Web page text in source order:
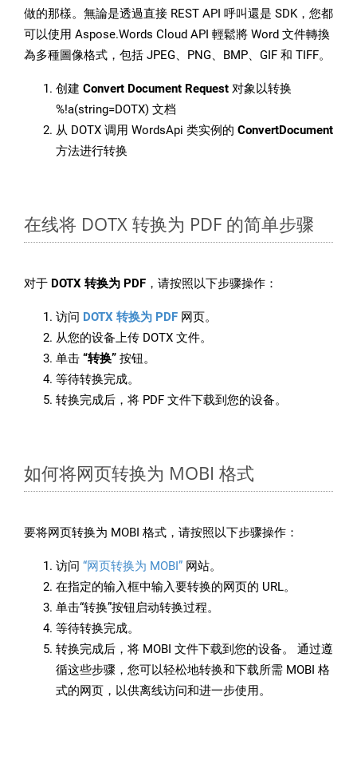
做的那樣。無論是透過直接 REST API 呼叫還是 SDK，您都
可以使用 Aspose.Words Cloud API 輕鬆將 Word 文件轉換
為多種圖像格式，包括 JPEG、PNG、BMP、GIF 和 TIFF。
创建 Convert Document Request 对象以转换
%!a(string=DOTX) 文档
从 DOTX 调用 WordsApi 类实例的 ConvertDocument
方法进行转换
在线将 DOTX 转换为 PDF 的简单步骤
对于 DOTX 转换为 PDF ，请按照以下步骤操作：
访问 DOTX 转换为 PDF 网页。
从您的设备上传 DOTX 文件。
单击 “转换” 按钮。
等待转换完成。
转换完成后，将 PDF 文件下载到您的设备。
如何将网页转换为 MOBI 格式
要将网页转换为 MOBI 格式，请按照以下步骤操作：
访问 “网页转换为 MOBI” 网站。
在指定的输入框中输入要转换的网页的 URL。
单击“转换”按钮启动转换过程。
等待转换完成。
转换完成后，将 MOBI 文件下载到您的设备。 通过遵
循这些步骤，您可以轻松地转换和下载所需 MOBI 格
式的网页，以供离线访问和进一步使用。